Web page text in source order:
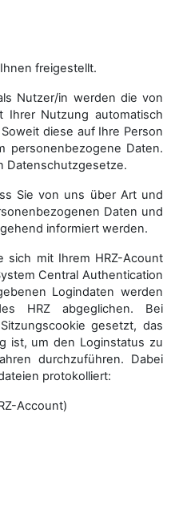
freigestellt.
Nutzer/in werden die von
Ihrer Nutzung automatisch
diese auf Ihre Person
personenbezogene Daten.
Datenschutzgesetze.
Sie von uns über Art und
Daten und
informiert werden.
sich mit Ihrem HRZ-Acount
Central Authentication
Logindaten werden
HRZ abgeglichen. Bei
gesetzt, das
ist, um den Loginstatus zu
durchzuführen. Dabei
protokolliert:
Account)